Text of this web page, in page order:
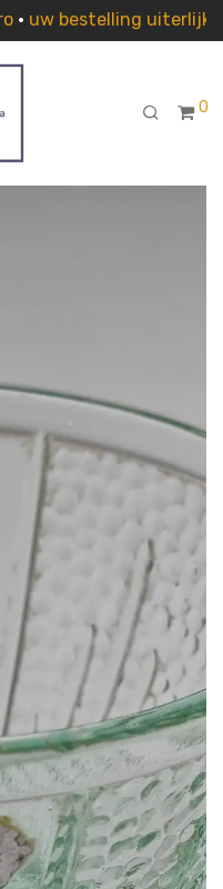
• uw bestelling uiterlijk
0